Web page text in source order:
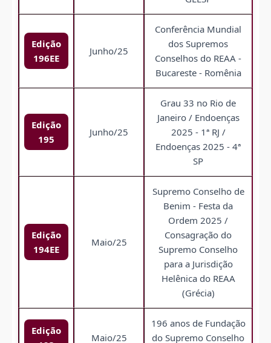
Edição
196EE
Junho/25
Conferência Mundial
dos Supremos
Conselhos do REAA -
Bucareste - Romênia
Edição
195
Junho/25
Grau 33 no Rio de
Janeiro / Endoenças
2025 - 1ª RJ /
Endoenças 2025 - 4ª
SP
Edição
194EE
Maio/25
Supremo Conselho de
Benim - Festa da
Ordem 2025 /
Consagração do
Supremo Conselho
para a Jurisdição
Helênica do REAA
(Grécia)
Edição
Maio/25
196 anos de Fundação
do Supremo Conselho